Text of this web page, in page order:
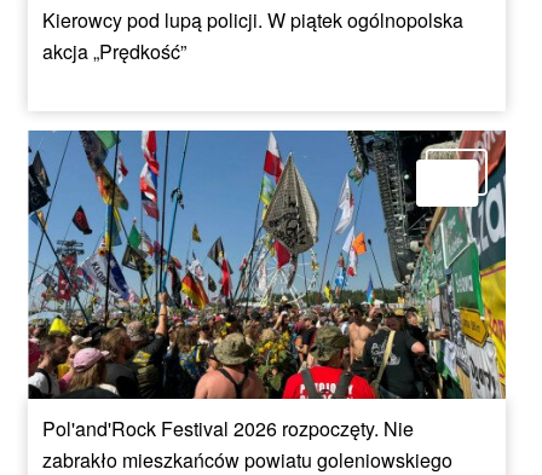
Kierowcy pod lupą policji. W piątek ogólnopolska
akcja „Prędkość”
Pol'and'Rock Festival 2026 rozpoczęty. Nie
zabrakło mieszkańców powiatu goleniowskiego